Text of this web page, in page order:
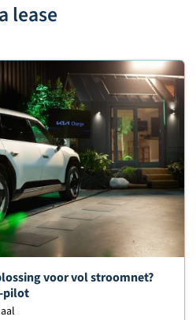
lease
voor vol stroomnet?
pilot